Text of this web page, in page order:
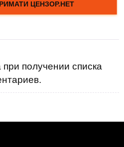
получении списка